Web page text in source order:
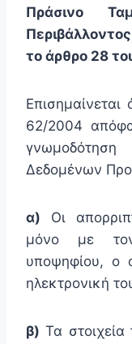
Πράσινο
το άρθρο 28
62/2004
Δεδομένων
α) Οι
μόνο με
υποψηφίου, ο
ηλεκτρονική
β) Τα